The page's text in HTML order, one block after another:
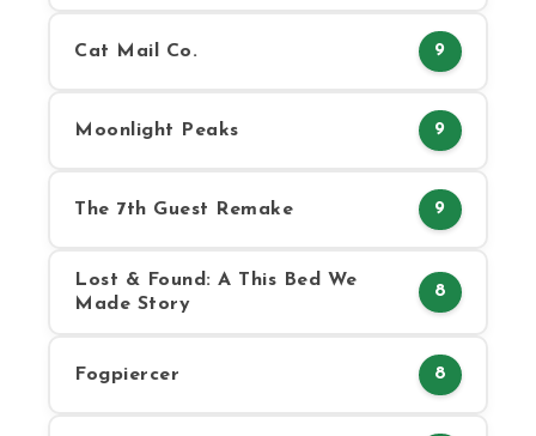
Cat Mail Co. 9
Moonlight Peaks 9
The 7th Guest Remake 9
Lost & Found: A This Bed We
Made Story
8
Fogpiercer 8